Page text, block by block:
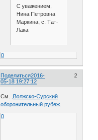
С уважением,
Нина Петровна
Маркина, с. Тат-
Лака
0
Поделиться 2
2016-
05-18 19:27:12
См.
,Волжско-Сурский
оборонительный рубеж.
0